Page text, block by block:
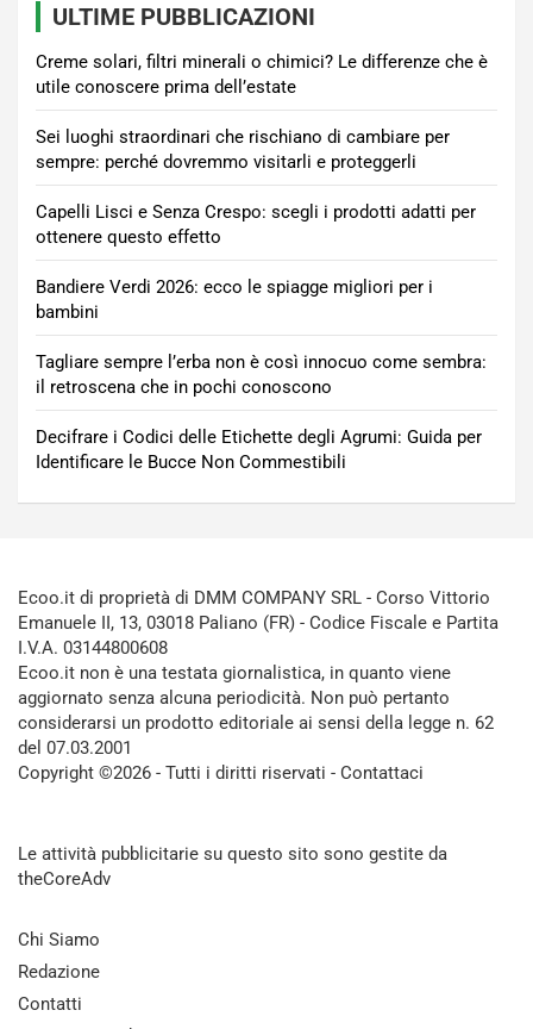
ULTIME PUBBLICAZIONI
Creme solari, filtri minerali o chimici? Le differenze che è
utile conoscere prima dell’estate
Sei luoghi straordinari che rischiano di cambiare per
sempre: perché dovremmo visitarli e proteggerli
Capelli Lisci e Senza Crespo: scegli i prodotti adatti per
ottenere questo effetto
Bandiere Verdi 2026: ecco le spiagge migliori per i
bambini
Tagliare sempre l’erba non è così innocuo come sembra:
il retroscena che in pochi conoscono
Decifrare i Codici delle Etichette degli Agrumi: Guida per
Identificare le Bucce Non Commestibili
Ecoo.it di proprietà di DMM COMPANY SRL - Corso Vittorio
Emanuele II, 13, 03018 Paliano (FR) - Codice Fiscale e Partita
I.V.A. 03144800608
Ecoo.it non è una testata giornalistica, in quanto viene
aggiornato senza alcuna periodicità. Non può pertanto
considerarsi un prodotto editoriale ai sensi della legge n. 62
del 07.03.2001
Copyright ©2026 - Tutti i diritti riservati - Contattaci
Le attività pubblicitarie su questo sito sono gestite da
theCoreAdv
Chi Siamo
Redazione
Contatti